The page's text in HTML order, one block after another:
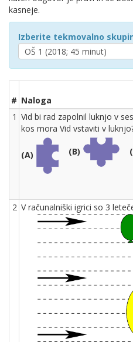
kasneje.
Izberite tekmovalno
# Naloga
1 Vid bi rad zapolnil luknjo v
kos mora Vid vstaviti v
(A) (B)
2 V računalniški igrici so 3